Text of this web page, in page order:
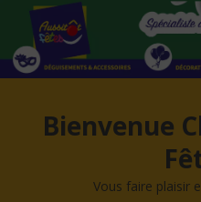
contenu
Bienvenue
Vous faire plaisir